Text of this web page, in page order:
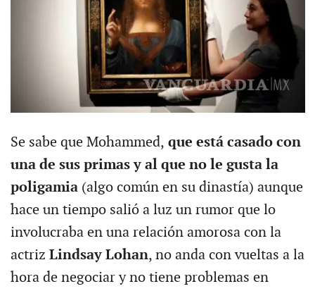
Se sabe que Mohammed, que está casado con
una de sus primas y al que no le gusta la
poligamia(algo común en su dinastía) aunque
hace un tiempo salió a luz un rumor que lo
involucraba en una relación amorosa con la
actriz Lindsay Lohan, no anda con vueltas a la
hora de negociar y no tiene problemas en